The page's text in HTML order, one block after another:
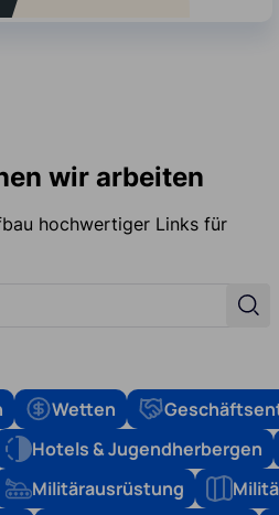
wir arbeiten
hochwertiger Links für
Wetten
Hotels & Jugendherbergen
Militärausrüstung